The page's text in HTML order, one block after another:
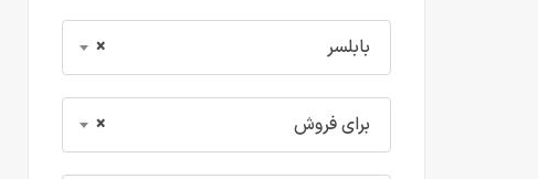
× بابلسر
× برای فروش